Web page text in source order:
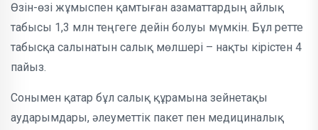
Өзін-өзі жұмыспен қамтыған азаматтардың айлық
табысы 1,3 млн теңгеге дейін болуы мүмкін. Бұл ретте
табысқа салынатын салық мөлшері – нақты кірістен 4
пайыз.
Сонымен қатар бұл салық құрамына зейнетақы
аударымдары, әлеуметтік пакет пен медициналық